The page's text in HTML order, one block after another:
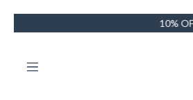
OFF por Transferencia - 3 Cuotas sin